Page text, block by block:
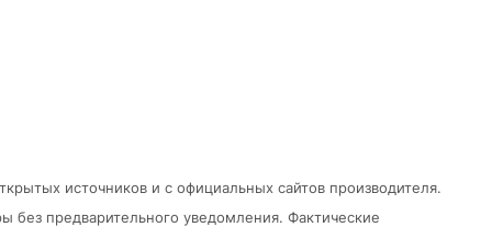
источников и с официальных сайтов производителя.
без предварительного уведомления. Фактические